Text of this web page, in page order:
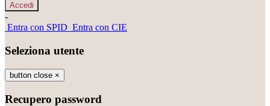
-
Entra con SPID Entra con CIE
Seleziona utente
button close ×
Recupero password